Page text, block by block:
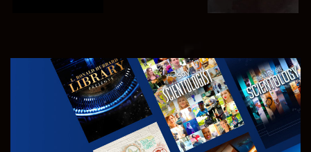
VE
EXPLORA LAS
SERIES